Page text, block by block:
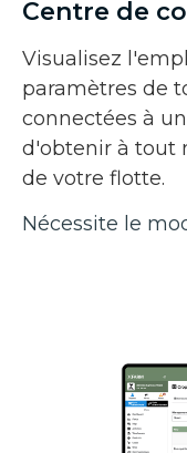
Centre de
Visualisez
paramètres de
connectées à
d'obtenir à tout
de votre flotte.
Nécessite le